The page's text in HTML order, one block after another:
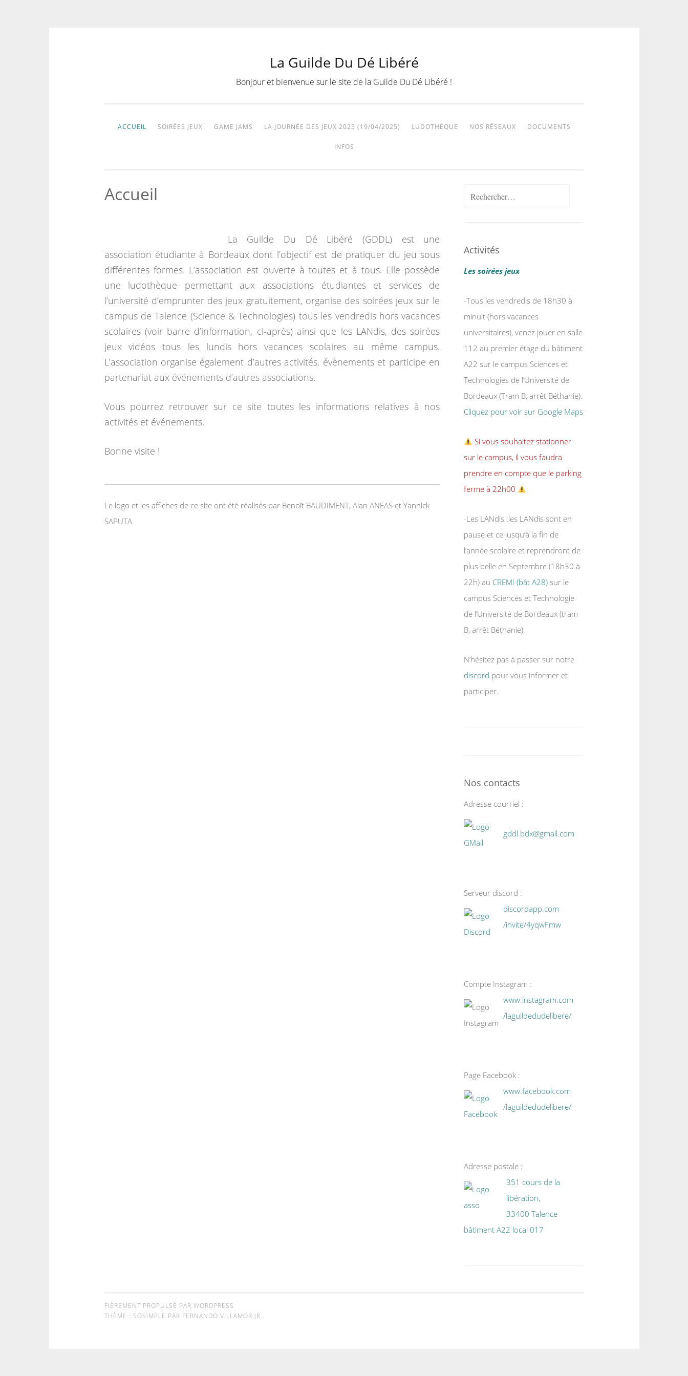
La Guilde Du Dé Libéré
Bonjour et bienvenue sur le site de la Guilde Du Dé Libéré !
ACCUEIL SOIRÉES JEUX GAME JAMS LA JOURNÉE DES JEUX 2025 (19/04/2025) LUDOTHÈQUE NOS RÉSEAUX DOCUMENTS
INFOS
Accueil
La Guilde Du Dé Libéré (GDDL) est une
association étudiante à Bordeaux dont l’objectif est de pratiquer du jeu sous
différentes formes. L’association est ouverte à toutes et à tous. Elle possède
une ludothèque permettant aux associations étudiantes et services de
l’université d’emprunter des jeux gratuitement, organise des soirées jeux sur le
campus de Talence (Science & Technologies) tous les vendredis hors vacances
scolaires (voir barre d’information, ci-après) ainsi que les LANdis, des soirées
jeux vidéos tous les lundis hors vacances scolaires au même campus.
L’association organise également d’autres activités, évènements et participe en
partenariat aux événements d’autres associations.
Vous pourrez retrouver sur ce site toutes les informations relatives à nos
activités et événements.
Bonne visite !
Le logo et les affiches de ce site ont été réalisés par Benoît BAUDIMENT, Alan ANEAS et Yannick
SAPUTA
Rechercher :
Activités
Les soirées jeux
-Tous les vendredis de 18h30 à
minuit (hors vacances
universitaires), venez jouer en salle
112 au premier étage du bâtiment
A22 sur le campus Sciences et
Technologies de l’Université de
Bordeaux (Tram B, arrêt Béthanie).
Cliquez pour voir sur Google Maps
Si vous souhaitez stationner
sur le campus, il vous faudra
prendre en compte que le parking
ferme à 22h00
-Les LANdis :les LANdis sont en
pause et ce jusqu’à la fin de
l’année scolaire et reprendront de
plus belle en Septembre (18h30 à
22h) au CREMI (bât A28) sur le
campus Sciences et Technologie
de l’Université de Bordeaux (tram
B, arrêt Béthanie).
N’hésitez pas à passer sur notre
discord pour vous informer et
participer.
Nos contacts
Adresse courriel :
gddl.bdx@gmail.com
Serveur discord :
discordapp.com
/invite/4yqwFmw
Compte Instagram :
www.instagram.com
/laguildedudelibere/
Page Facebook :
www.facebook.com
/laguildedudelibere/
Adresse postale :
351 cours de la
libération,
33400 Talence
bâtiment A22 local 017
FIÈREMENT PROPULSÉ PAR WORDPRESS
THÈME : SOSIMPLE PAR FERNANDO VILLAMOR JR..